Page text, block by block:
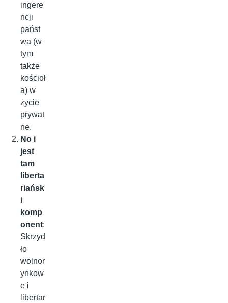
ingere
ncji
państ
wa (w
tym
także
kościoł
a) w
życie
prywat
ne.
No i
jest
tam
liberta
riańsk
i
komp
onent:
Skrzyd
ło
wolnor
ynkow
e i
libertar